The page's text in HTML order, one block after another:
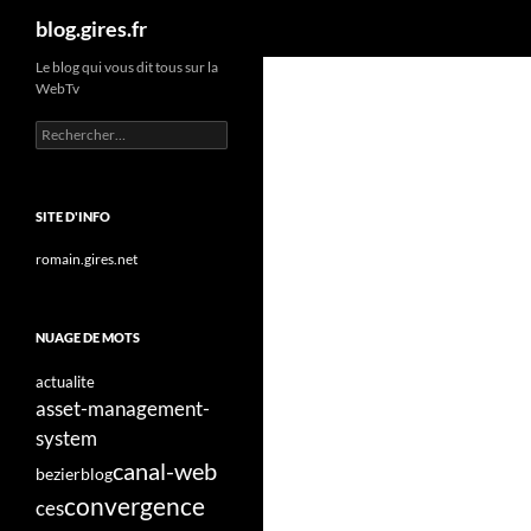
Aller
contenu
blog.gires.fr
Le blog qui vous dit tous sur la
WebTv
Rechercher :
SITE D'INFO
romain.gires.net
NUAGE DE MOTS
actualite
asset-management-
system
bezierblogcanal-web
cesconvergence